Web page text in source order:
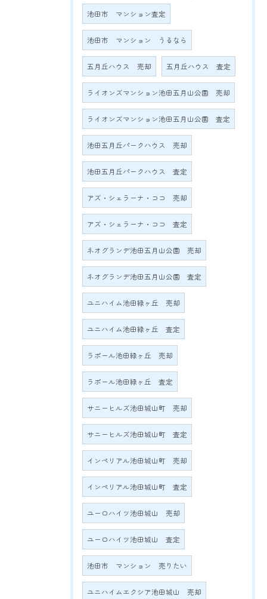
池田市 マンション査定
池田市 マンション うるなら
五月丘ハウス 売却 五月丘ハウス 査定
ライオンズマンション池田五月山公園 売却
ライオンズマンション池田五月山公園 査定
池田五月丘パークハウス 売却
池田五月丘パークハウス 査定
アズ・シェラーナ・ココ 売却
アズ・シェラーナ・ココ 査定
ネオグランデ池田五月山公園 売却
ネオグランデ池田五月山公園 査定
ユニハイム池田緑ヶ丘 売却
ユニハイム池田緑ヶ丘 査定
ラポール池田緑ヶ丘 売却
ラポール池田緑ヶ丘 査定
サニーヒルズ池田城山町 売却
サニーヒルズ池田城山町 査定
インペリアル池田城山町 売却
インペリアル池田城山町 査定
ユーロハイツ池田城山 売却
ユーロハイツ池田城山 査定
池田市 マンション 売りたい
ユニハイムエクシア池田城山 売却